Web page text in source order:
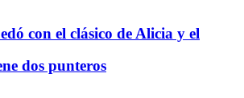
con el clásico de Alicia y el
dos punteros